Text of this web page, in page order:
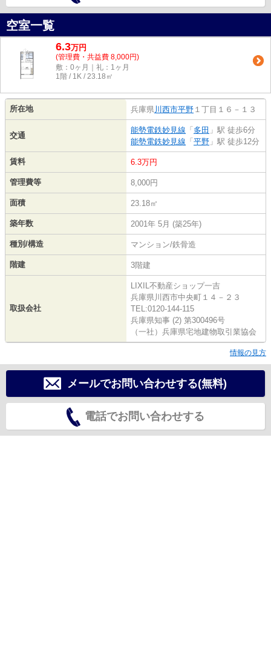
空室一覧
6.3万円
(管理費・共益費 8,000円)
敷：0ヶ月｜礼：1ヶ月
1階 / 1K / 23.18㎡
所在地 兵庫県川西市平野 １丁目１６－１３
交通
能勢電鉄妙見線 「 多田 」駅 徒歩6分
能勢電鉄妙見線 「 平野 」駅 徒歩12分
賃料 6.3万円
管理費等 8,000円
面積 23.18㎡
築年数 2001年 5月 (築25年)
種別/構造 マンション/鉄骨造
階建 3階建
取扱会社
LIXIL不動産ショップ一吉
兵庫県川西市中央町１４－２３
TEL:0120-144-115
兵庫県知事 (2) 第300496号
（一社）兵庫県宅地建物取引業協会
情報の見方
メールでお問い合わせする(無料)
電話でお問い合わせする